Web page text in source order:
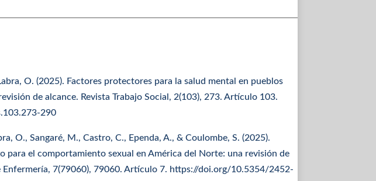
O. (2025). Factores protectores para la salud mental en pueblos
de alcance. Revista Trabajo Social, 2(103), 273. Artículo 103.
290
O., Sangaré, M., Castro, C., Ependa, A., & Coulombe, S. (2025).
para el comportamiento sexual en América del Norte: una revisión de
Enfermería, 7(79060), 79060. Artículo 7. https://doi.org/10.5354/2452-